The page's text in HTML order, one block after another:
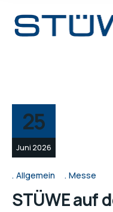
25
Juni 2026
Allgemein Messe
STÜWE auf